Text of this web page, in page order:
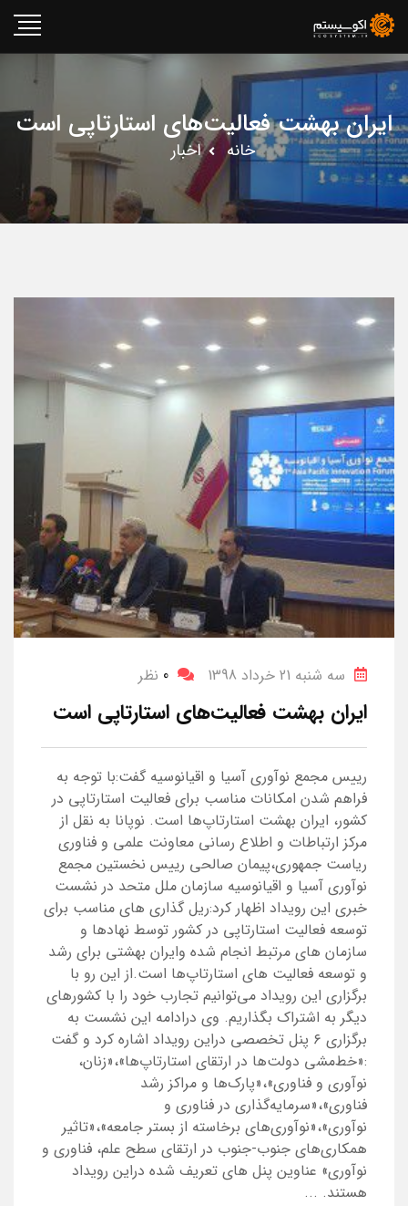
ایران بهشت فعالیت‌های استارتاپی است
خانه اخبار
سه شنبه 21 خرداد 1398 0 نظر
ایران بهشت فعالیت‌های استارتاپی است
رییس مجمع نوآوری آسیا و اقیانوسیه گفت:با توجه به
فراهم شدن امکانات مناسب برای فعالیت استارتاپی در
کشور، ایران بهشت استارتاپ‌ها است. نوپانا به نقل از
مرکز ارتباطات و اطلاع رسانی معاونت علمی و فناوری
ریاست جمهوری،پیمان صالحی رییس نخستین مجمع
نوآوری آسیا و اقیانوسیه سازمان ملل متحد در نشست
خبری این رویداد اظهار کرد:ریل گذاری های مناسب برای
توسعه فعالیت استارتاپی در کشور توسط نهادها و
سازمان های مرتبط انجام شده وایران بهشتی برای رشد
و توسعه فعالیت های استارتاپ‌ها است.از این رو با
برگزاری این رویداد می‌توانیم تجارب خود را با کشورهای
دیگر به اشتراک بگذاریم. وی درادامه این نشست به
برگزاری ۶ پنل تخصصی دراین رویداد اشاره کرد و گفت
:«خط‌مشی دولت‌ها در ارتقای استارتاپ‌ها»،«زنان،
نوآوری و فناوری»،«پارک‌ها و مراکز رشد
فناوری»،«سرمایه‌گذاری در فناوری و
نوآوری»،«نوآوری‌های برخاسته از بستر جامعه»،«تاثیر
همکاری‌های جنوب-جنوب در ارتقای سطح علم، فناوری و
نوآوری» عناوین پنل های تعریف شده دراین رویداد
هستند. ...